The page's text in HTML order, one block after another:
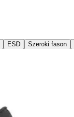
ESD Szeroki fason